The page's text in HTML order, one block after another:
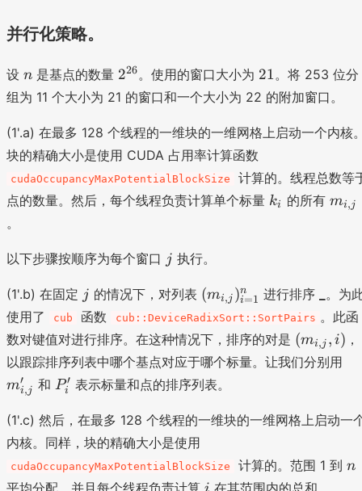
=
t
+
P
i
:
=
(
m
'_
,j
}
m
{i
-
1,
j}
)
t
_i
+
s
P
'_
n
0
+
_
0
并行化策略。
设 n
n 是基点的数量 2
^
2
6
}
226。使用的窗口大小为 2
1
21 。将 253 位分
组为 11 个大小为 21 的窗口和一个大小为 22 的附加窗口。
(1'.a) 在最多 128 个线程的一维块的一维网格上启动一个内核
块的精确大小是使用 CUDA 占用率计算函数
cudaOccupancyMaxPotentialBlockSize
计算的。线程总数等
点的数量。然后，每个线程负责计算单个标量 k
ki 的所有 m
mi,j
。
以下步骤按顺序为每个窗口 jj 执行。
(1'.b) 在固定 jj 的情况下，对列表 (
m
{i
,j
}
_
=
(mi,j )i=1
n 进行排序
。为
使用了
cub 函数 cub::DeviceRadixSort::SortPairs 。此函
数对键值对进行排序。在这种情况下，排序的对是 (
m
_
,j
},
(mi,j , i) ，
以跟踪排序列表中哪个基点对应于哪个标量。让我们分别用
,j
mi,j
′ 和 P
_
i
Pi
′ 表示标量和点的排序列表。
(1'.c) 然后，在最多 128 个线程的一维块的一维网格上启动一
内核。同样，块的精确大小是使用
cudaOccupancyMaxPotentialBlockSize 计算的。范围 1 到n
n
平均分配，并且每个线程负责计算 i 在其范围内的总和